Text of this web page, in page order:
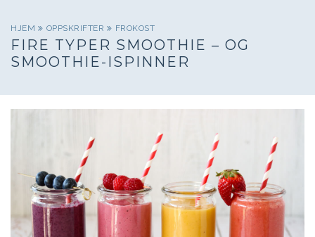
HJEM OPPSKRIFTER FROKOST
FIRE TYPER SMOOTHIE – OG
SMOOTHIE-ISPINNER